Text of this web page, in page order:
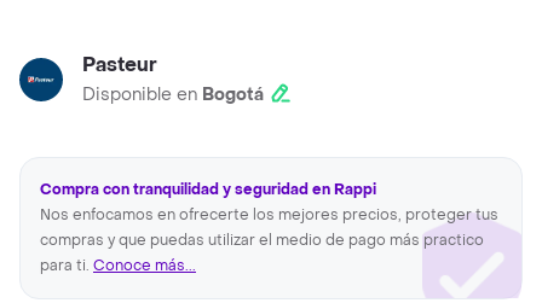
Pasteur
Disponible en Bogotá
Compra con tranquilidad y seguridad en Rappi
Nos enfocamos en ofrecerte los mejores precios, proteger tus
compras y que puedas utilizar el medio de pago más practico
para ti. Conoce más...